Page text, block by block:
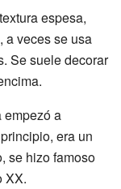
espesa,
a veces se usa
Se suele decorar
empezó a
era un
se hizo famoso
XX.